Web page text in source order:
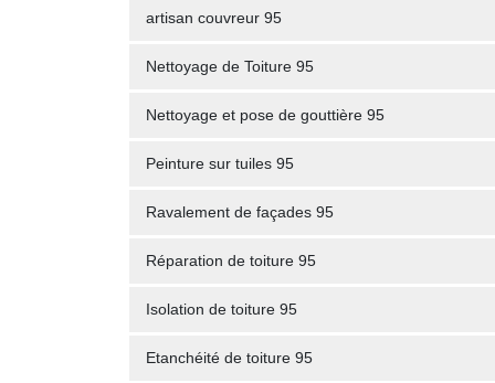
artisan couvreur 95
Nettoyage de Toiture 95
Nettoyage et pose de gouttière 95
Peinture sur tuiles 95
Ravalement de façades 95
Réparation de toiture 95
Isolation de toiture 95
Etanchéité de toiture 95